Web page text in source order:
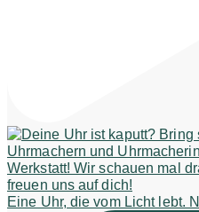
Eine Uhr, die vom Licht lebt.